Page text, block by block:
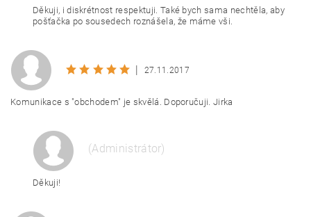
Děkuji, i diskrétnost respektuji. Také bych sama nechtěla, aby
pošťačka po sousedech roznášela, že máme vši.
| 27.11.2017
Komunikace s "obchodem" je skvělá. Doporučuji. Jirka
(Administrátor)
Děkuji!